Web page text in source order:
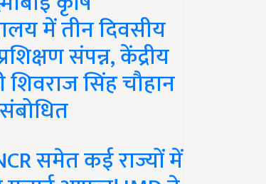
में तीन दिवसीय
संपन्न, केंद्रीय
शिवराज सिंह चौहान
समेत कई राज्यों में